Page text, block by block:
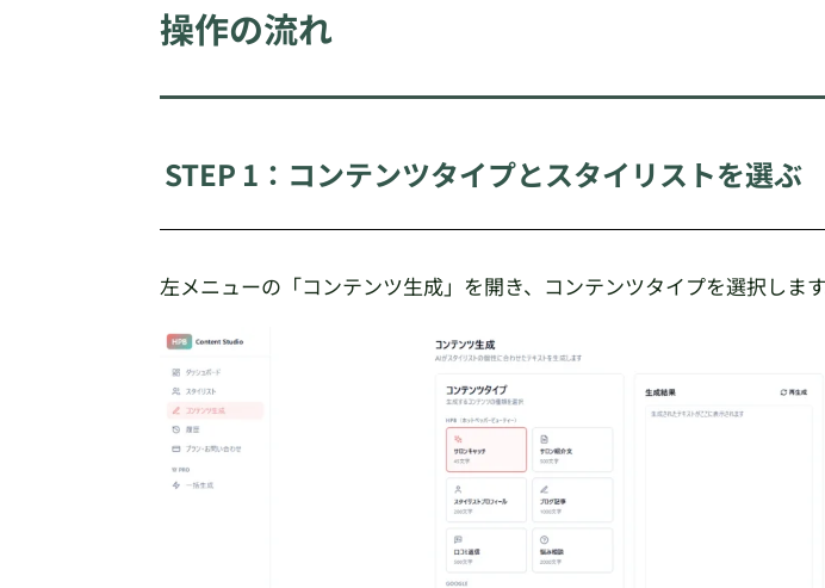
操作の流れ
STEP 1：コンテンツタイプとスタイリストを選ぶ
左メニューの「コンテンツ生成」を開き、コンテンツタイプを選択します